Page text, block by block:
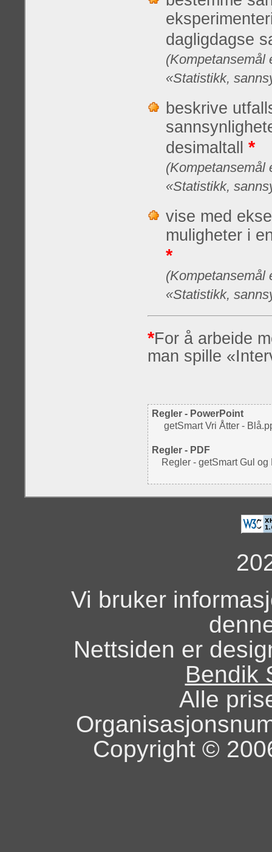
dagligdagse
(Kompetansemål
«Statistikk,
beskrive
desimaltall *
(Kompetansemål
«Statistikk,
vise med
muligheter i
*
(Kompetansemål
«Statistikk,
*For å arbeide
man spille
Regler - PowerPoint
getSmart Vri Åtter -
Regler - PDF
Regler - getSmart Gul og
Vi bruker
Nettsiden er
Bendik
Alle
Copyright ©